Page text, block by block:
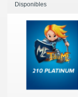
Disponibles